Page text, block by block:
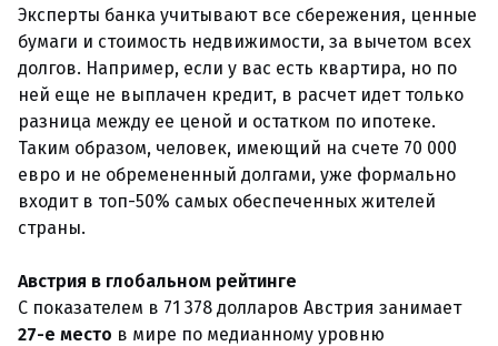
Эксперты банка учитывают все сбережения, ценные
бумаги и стоимость недвижимости, за вычетом всех
долгов. Например, если у вас есть квартира, но по
ней еще не выплачен кредит, в расчет идет только
разница между ее ценой и остатком по ипотеке.
Таким образом, человек, имеющий на счете 70 000
евро и не обремененный долгами, уже формально
входит в топ-50% самых обеспеченных жителей
страны.
Австрия в глобальном рейтинге
С показателем в 71 378 долларов Австрия занимает
27-е место в мире по медианному уровню